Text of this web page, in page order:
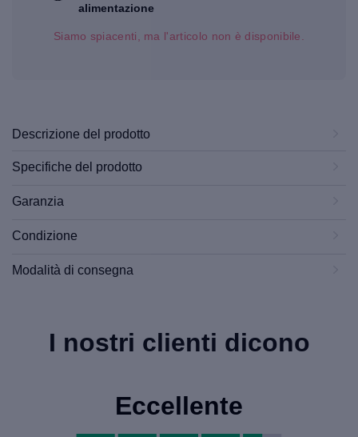
alimentazione
Siamo spiacenti, ma l'articolo non è disponibile.
Descrizione del prodotto
Specifiche del prodotto
Garanzia
Condizione
Modalità di consegna
I nostri clienti dicono
Eccellente